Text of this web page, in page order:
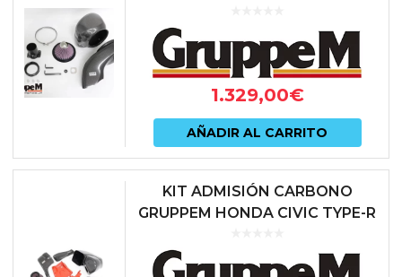
1.329,00€
AÑADIR AL CARRITO
KIT ADMISIÓN CARBONO
GRUPPEM HONDA CIVIC TYPE-R